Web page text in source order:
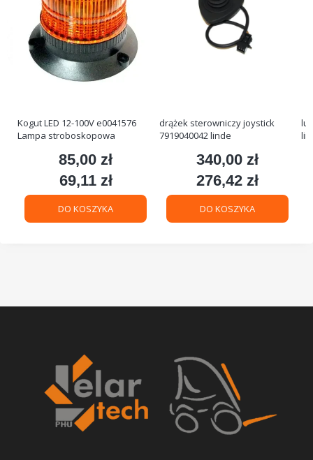
Kogut LED 12-100V e0041576
Lampa stroboskopowa
Cena
85,00 zł
Cena
69,11 zł
DO KOSZYKA
drążek sterowniczy joystick
7919040042 linde
Cena
340,00 zł
Cena
276,42 zł
DO KOSZYKA